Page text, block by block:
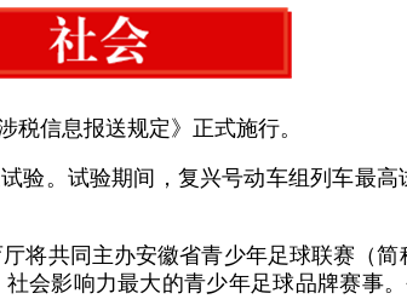
信息报送规定》正式施行。
验。试验期间，复兴号动车组列车最
将共同主办安徽省青少年足球联赛（简
会影响力最大的青少年足球品牌赛事